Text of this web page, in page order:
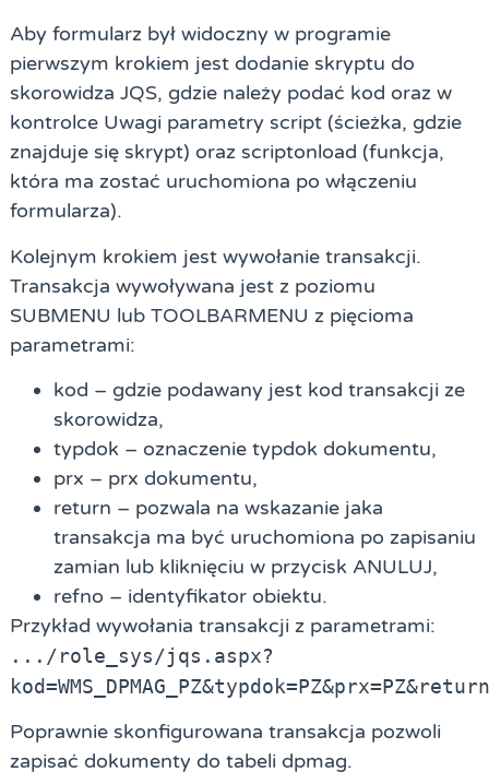
Aby formularz był widoczny w programie
pierwszym krokiem jest dodanie skryptu do
skorowidza JQS, gdzie należy podać kod oraz w
kontrolce Uwagi parametry script (ścieżka, gdzie
znajduje się skrypt) oraz scriptonload (funkcja,
która ma zostać uruchomiona po włączeniu
formularza).
Kolejnym krokiem jest wywołanie transakcji.
Transakcja wywoływana jest z poziomu
SUBMENU lub TOOLBARMENU z pięcioma
parametrami:
kod – gdzie podawany jest kod transakcji ze
skorowidza,
typdok – oznaczenie typdok dokumentu,
prx – prx dokumentu,
return – pozwala na wskazanie jaka
transakcja ma być uruchomiona po zapisaniu
zamian lub kliknięciu w przycisk ANULUJ,
refno – identyfikator obiektu.
Przykład wywołania transakcji z parametrami:
.../role_sys/jqs.aspx?
Poprawnie skonfigurowana transakcja pozwoli
zapisać dokumenty do tabeli dpmag.